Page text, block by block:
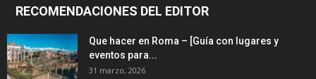
RECOMENDACIONES DEL EDITOR
Que hacer en Roma – [Guía con lugares y
eventos para...
31 marzo, 2026